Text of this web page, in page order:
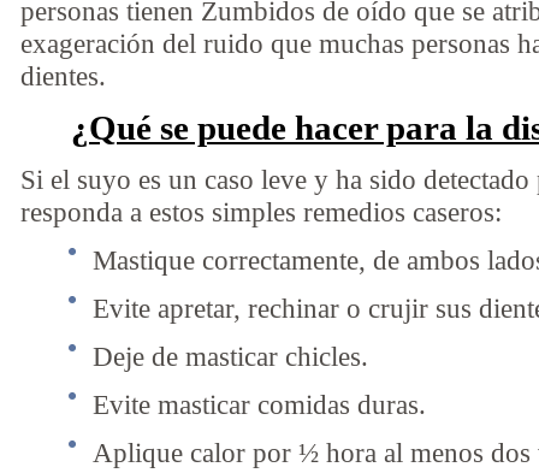
personas tienen Zumbidos de oído que se
exageración del ruido que muchas personas
dientes.
¿Qué se puede hacer para la
Si el suyo es un caso leve y ha sido
responda a estos simples remedios caseros:
Mastique correctamente, de ambos
Evite apretar, rechinar o crujir sus
Deje de masticar chicles.
Evite masticar comidas duras.
Aplique calor por ½ hora al menos dos